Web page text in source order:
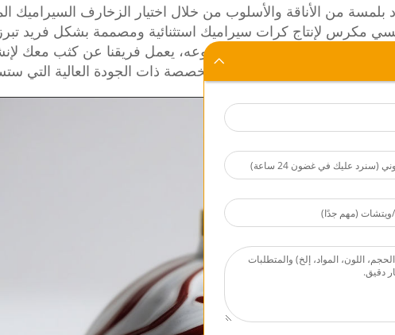
بلمسة من الأناقة والأسلوب من خلال اختيار الزخارف السيراميك
طلب كبير أو تصميم فريد من نوعه، يعمل فريقنا عن كثب معك
عيد الميلاد السيراميكية المخصصة ذات الجودة العالية